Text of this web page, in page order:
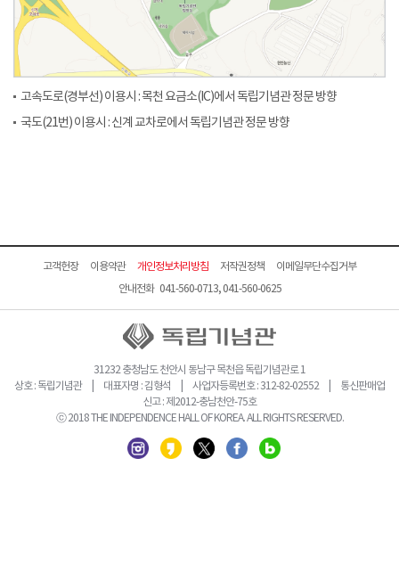
고속도로(경부선) 이용시 : 목천 요금소(IC)에서 독립기념관 정문 방향
국도(21번) 이용시 : 신계 교차로에서 독립기념관 정문 방향
고객헌장 이용약관 개인정보처리방침 저작권정책
이메일무단수집거부
안내전화 041-560-0713, 041-560-0625
31232 충청남도 천안시 동남구 목천읍 독립기념관로 1
상호 : 독립기념관 | 대표자명 : 김형석 | 사업자등록번호 : 312-82-02552 | 통신판매업
신고 : 제2012-충남천안-75호
ⓒ 2018 THE INDEPENDENCE HALL OF KOREA. ALL RIGHTS RESERVED.